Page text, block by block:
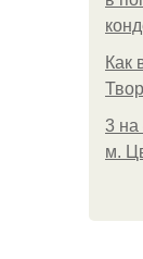
Как
3 на
м.